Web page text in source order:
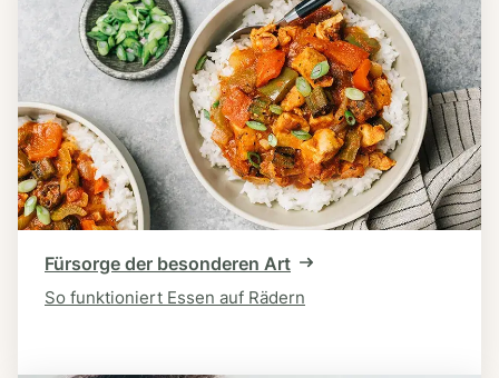
Fürsorge der besonderen Art
So funktioniert Essen auf Rädern